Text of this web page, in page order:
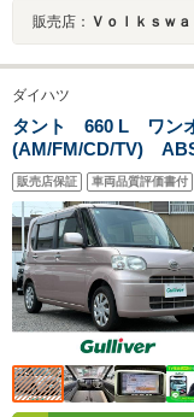
販売店： Ｖｏｌｋｓｗ
ダイハツ
タント 660 L ワン
(AM/FM/CD/TV)
ストップ キーレス
販売店保証 車両品質評価書付